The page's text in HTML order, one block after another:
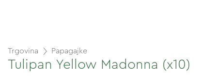
Trgovina Papagajke
Tulipan Yellow Madonna (x10)